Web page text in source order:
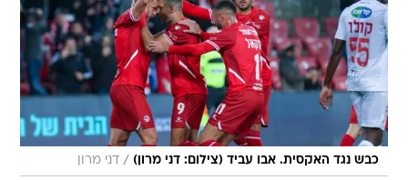
כבש נגד האקסית. אבו עביד (צילום: דני מרון) / דני מרון